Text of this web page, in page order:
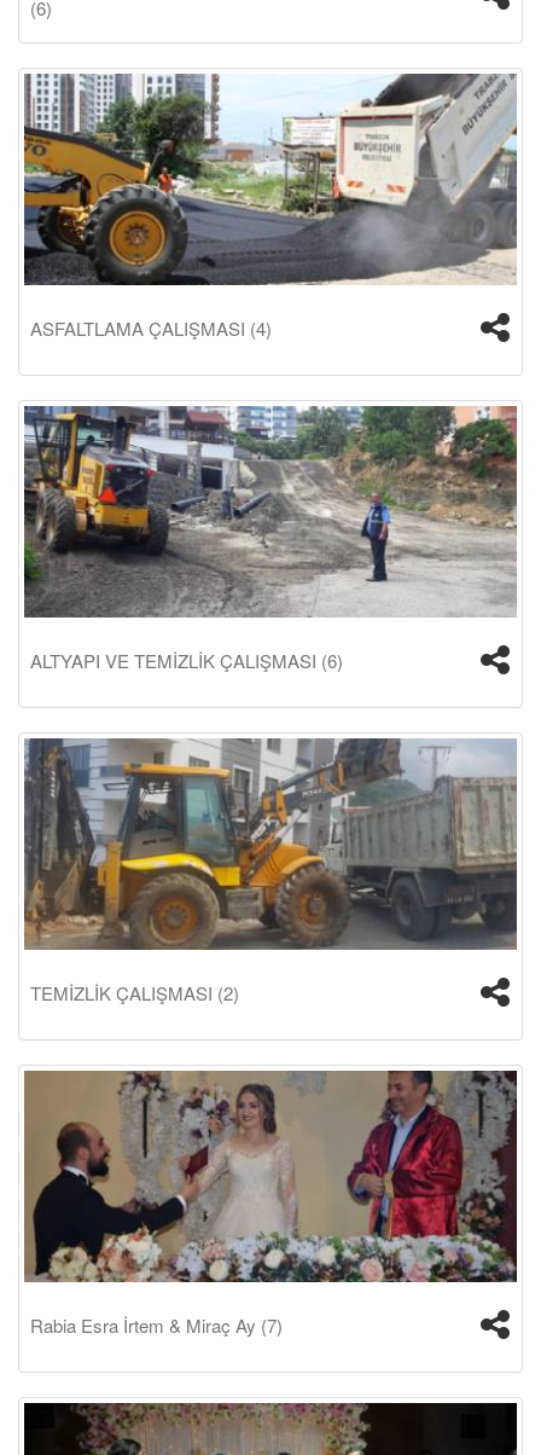
(6)
ASFALTLAMA ÇALIŞMASI (4)
ALTYAPI VE TEMİZLİK ÇALIŞMASI (6)
TEMİZLİK ÇALIŞMASI (2)
Rabia Esra İrtem & Miraç Ay (7)